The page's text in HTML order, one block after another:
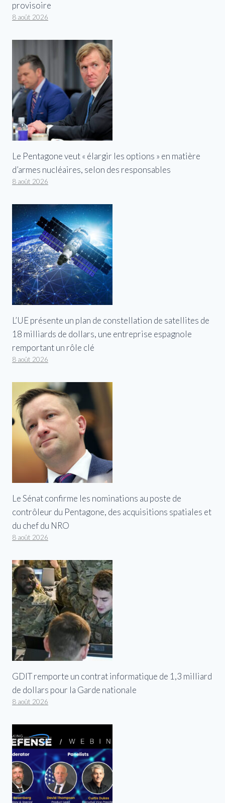
provisoire
8 août 2026
Le Pentagone veut « élargir les options » en matière
d’armes nucléaires, selon des responsables
8 août 2026
L’UE présente un plan de constellation de satellites de
18 milliards de dollars, une entreprise espagnole
remportant un rôle clé
8 août 2026
Le Sénat confirme les nominations au poste de
contrôleur du Pentagone, des acquisitions spatiales et
du chef du NRO
8 août 2026
GDIT remporte un contrat informatique de 1,3 milliard
de dollars pour la Garde nationale
8 août 2026